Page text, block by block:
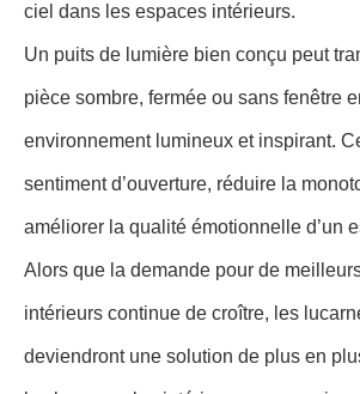
ciel dans les espaces intérieurs.
Un puits de lumière bien conçu peut
pièce sombre, fermée ou sans fenêtre
environnement lumineux et inspirant.
sentiment d’ouverture, réduire la
améliorer la qualité émotionnelle d’un
Alors que la demande pour de
intérieurs continue de croître, les
deviendront une solution de plus en